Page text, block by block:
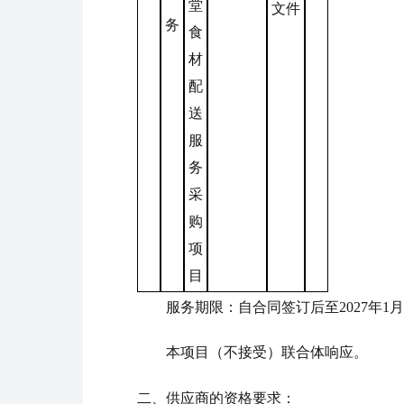
务
堂
食
材
配
送
服
务
采
购
项
目
文件
服务期限：自合同签订后至2027年1
本项目（不接受）联合体响应。
二 供应商的资格要求 ：